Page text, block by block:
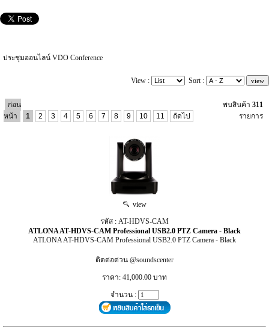
ประชุมออนไลน์ VDO Conference
View : Sort :
ก่อน
หน้า
1 2 3 4 5 6 7 8 9 10 11 ถัดไป
พบสินค้า 311
รายการ
view
รหัส : AT-HDVS-CAM
ATLONA AT-HDVS-CAM Professional USB2.0 PTZ Camera - Black
ATLONA AT-HDVS-CAM Professional USB2.0 PTZ Camera - Black
ติดต่อด่วน @soundscenter
ราคา: 41,000.00 บาท
จำนวน :